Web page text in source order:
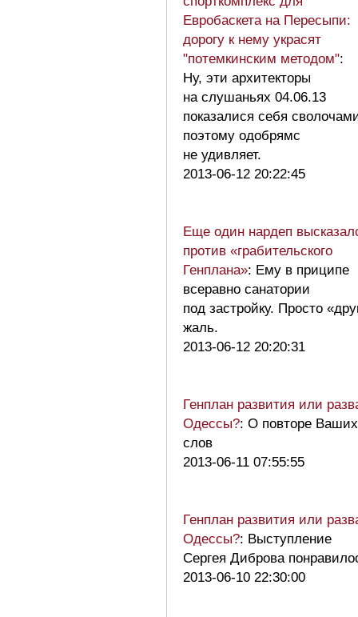
Евробаскета на Пересыпи:
дорогу к нему украсят
"потемкинским методом":
Ну, эти архитекторы
на слушаньях 04.06.13
показалися себя
поэтому одобрямс
не удивляет.
2013-06-12 20:22:45
Еще один нардеп
против «грабительского
Генплана»: Ему в приципе
всеравно санатории
под застройку. Просто
жаль.
2013-06-12 20:20:31
Генплан развития или
Одессы?: О повторе Ваших
слов
2013-06-11 07:55:55
Генплан развития или
Одессы?: Выступление
Сергея Диброва
2013-06-10 22:30:00